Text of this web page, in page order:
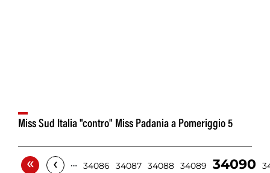
Miss Sud Italia "contro" Miss Padania a Pomeriggio 5
« ‹ … 34086 34087 34088 34089 34090